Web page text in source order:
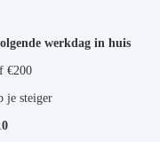
werkdag in huis
€200
je steiger